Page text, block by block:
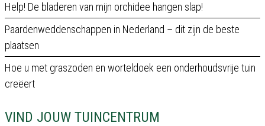
Help! De bladeren van mijn orchidee hangen slap!
Paardenweddenschappen in Nederland – dit zijn de beste
plaatsen
Hoe u met graszoden en worteldoek een onderhoudsvrije tuin
creëert
VIND JOUW TUINCENTRUM